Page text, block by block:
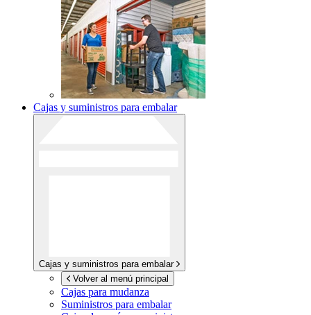
Cajas y suministros para embalar
Cajas y suministros para embalar
Volver al menú principal
Cajas para mudanza
Suministros para embalar